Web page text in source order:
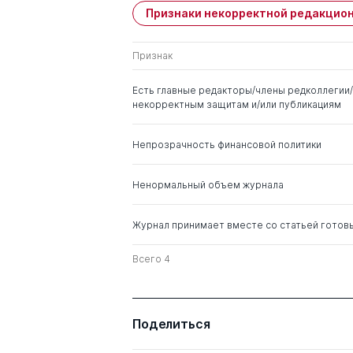
Имя Степень
Фролова Евгения
Евгеньевна
Малько Александр
Васильевич
Князев Сергей
Дмитриевич
д. ю.н.
Кокотов Александр
д. ю.н.
Признаки некорректной
Признак
Есть главные редакторы/члены
некорректным защитам и/или публикациям
Непрозрачность финансовой политики
Ненормальный объем журнала
Журнал принимает вместе со статьей
Всего 4
Поделиться